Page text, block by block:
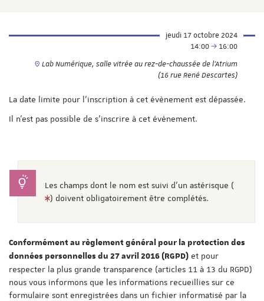
jeudi 17 octobre 2024
14:00
16:00
Lab Numérique, salle vitrée au rez-de-chaussée de l'Atrium
(16 rue René Descartes)
La date limite pour l'inscription à cet évènement est dépassée.
Il n'est pas possible de s'inscrire à cet évènement.
Les champs dont le nom est suivi d'un astérisque (
) doivent obligatoirement être complétés.
Conformément au règlement général pour la protection des
données personnelles du 27 avril 2016 (RGPD) et pour
respecter la plus grande transparence (articles 11 à 13 du RGPD)
nous vous informons que les informations recueillies sur ce
formulaire sont enregistrées dans un fichier informatisé par la